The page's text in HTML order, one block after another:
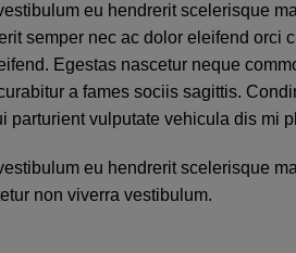
eu hendrerit scelerisque
semper nec ac dolor eleifend orci
Egestas nascetur neque
a fames sociis sagittis.
parturient vulputate vehicula dis mi
eu hendrerit scelerisque
non viverra vestibulum.